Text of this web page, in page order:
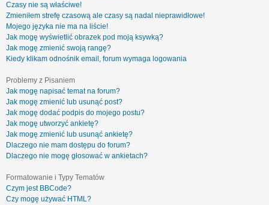
Czasy nie są właściwe!
Zmieniłem strefę czasową ale czasy są nadal nieprawidłowe!
Mojego języka nie ma na liście!
Jak mogę wyświetlić obrazek pod moją ksywką?
Jak mogę zmienić swoją rangę?
Kiedy klikam odnośnik email, forum wymaga logowania
Problemy z Pisaniem
Jak mogę napisać temat na forum?
Jak mogę zmienić lub usunąć post?
Jak mogę dodać podpis do mojego postu?
Jak mogę utworzyć ankietę?
Jak mogę zmienić lub usunąć ankietę?
Dlaczego nie mam dostępu do forum?
Dlaczego nie mogę głosować w ankietach?
Formatowanie i Typy Tematów
Czym jest BBCode?
Czy mogę używać HTML?